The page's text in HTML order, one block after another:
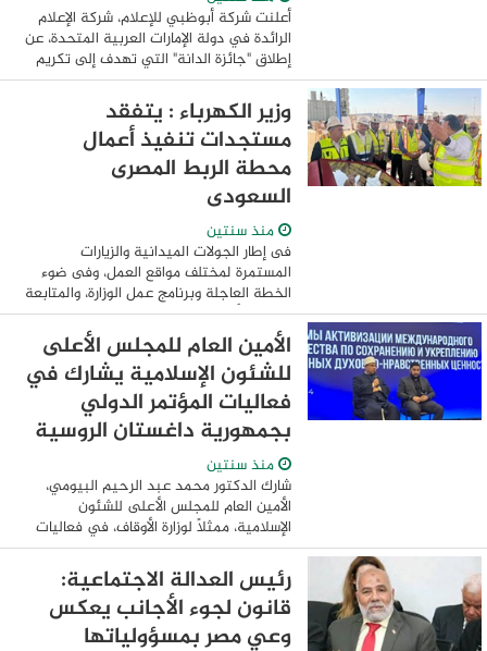
أعلنت شركة أبوظبي للإعلام، شركة الإعلام
الرائدة في دولة الإمارات العربية المتحدة، عن
إطلاق "جائزة الدانة" التي تهدف إلى تكريم
الفائزين في "تحدي الكنعد"، وذلك خلال
مشاركتها في معرض أبوظبي الدولي ...
وزير الكهرباء : يتفقد
مستجدات تنفيذ أعمال
محطة الربط المصرى
السعودى
منذ سنتين
فى إطار الجولات الميدانية والزيارات
المستمرة لمختلف مواقع العمل، وفى ضوء
الخطة العاجلة وبرنامج عمل الوزارة، والمتابعة
اليومية لأعمال تنفيذ مشروع الربط
الكهربائي المصرى السعودى، والتأكيد على
الالتزام ...
الأمين العام للمجلس الأعلى
للشئون الإسلامية يشارك في
فعاليات المؤتمر الدولي
بجمهورية داغستان الروسية
منذ سنتين
شارك الدكتور محمد عبد الرحيم البيومي،
الأمين العام للمجلس الأعلى للشئون
الإسلامية، ممثلًا لوزارة الأوقاف، في فعاليات
المؤتمر الدولي "آليات تعزيز التعاون الدولي
للحفاظ على القيم الروحية والأخلاقية ...
رئيس العدالة الاجتماعية:
قانون لجوء الأجانب يعكس
وعي مصر بمسؤولياتها